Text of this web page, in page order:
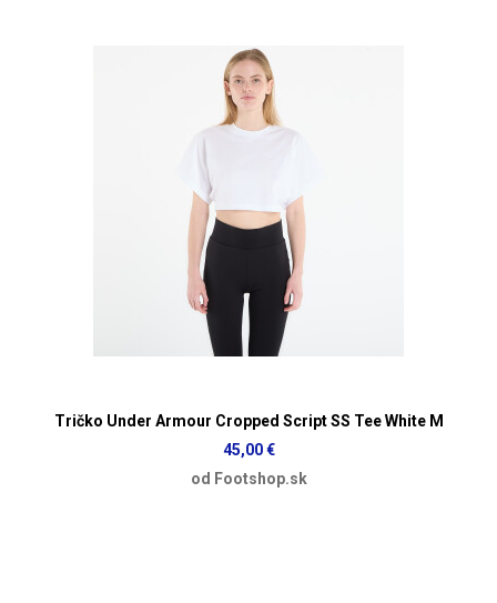
Tričko Under Armour Cropped Script SS Tee White M
45,00 €
od Footshop.sk